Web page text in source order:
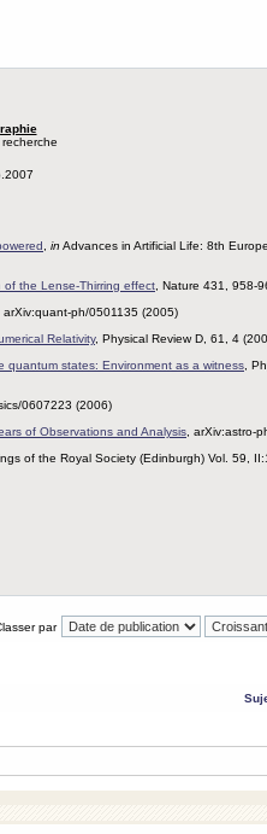
in Advances in Artificial Life: 8th
of the Lense-Thirring effect , Nature 431, 958-
, arXiv:quant-ph/0501135 (2005)
Relativity, Physical Review D, 61, 4
quantum states: Environment as a witness ,
0607223 (2006)
of Observations and Analysis , arXiv:astro-
of the Royal Society (Edinburgh) Vol. 59,
par